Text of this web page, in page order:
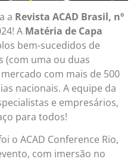
a Revista ACAD Brasil, nº
A Matéria de Capa
bem-sucedidos de
(com uma ou duas
com mais de 500
nacionais. A equipe da
e empresários,
para todos!
o ACAD Conference Rio,
com imersão no